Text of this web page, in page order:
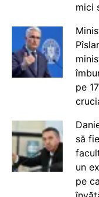
mici
pe
să
un
pe